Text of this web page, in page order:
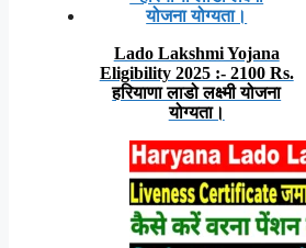
Lado Lakshmi Yojana
Eligibility 2025 :- 2100 Rs.
हरियाणा लाडो लक्ष्मी योजना
योग्यता।